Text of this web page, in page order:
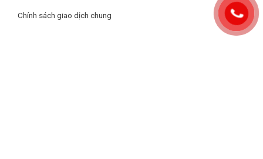
và cảm ứng vẫy tay dễ dàng sử dụng ngay từ lần đầu tiên.
Chính sách giao dịch chung